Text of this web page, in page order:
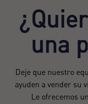
una
Deje que nuestro
ayuden a vender su
Le ofrecemos